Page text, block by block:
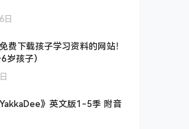
日
费下载孩子学习资料的网站！
岁孩子）
YakkaDee》英文版1-5季 附音